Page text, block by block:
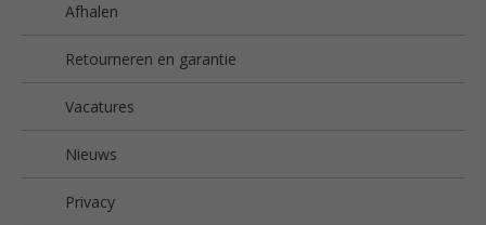
Afhalen
Retourneren en garantie
Vacatures
Nieuws
Privacy